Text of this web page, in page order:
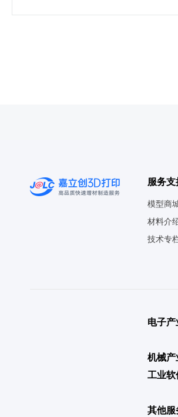
服务支
模型商
材料介
技术专
电子产
机械产
工业软
其他服